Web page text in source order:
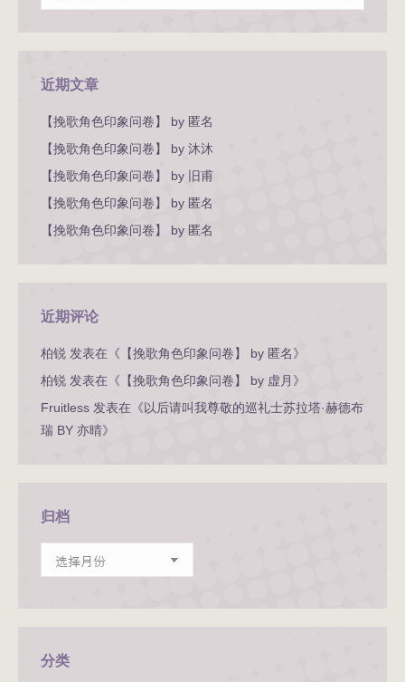
近期文章
【挽歌角色印象问卷】 by 匿名
【挽歌角色印象问卷】 by 沐沐
【挽歌角色印象问卷】 by 旧甫
【挽歌角色印象问卷】 by 匿名
【挽歌角色印象问卷】 by 匿名
近期评论
柏锐 发表在《 【挽歌角色印象问卷】 by 匿名》
柏锐 发表在《 【挽歌角色印象问卷】 by 虚月 》
Fruitless 发表在《以后请叫我尊敬的巡礼士苏拉塔·赫德布
瑞 BY 亦晴》
归档
档
分类